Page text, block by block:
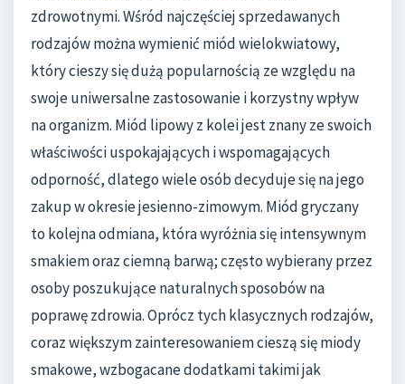
zdrowotnymi. Wśród najczęściej sprzedawanych
rodzajów można wymienić miód wielokwiatowy,
który cieszy się dużą popularnością ze względu na
swoje uniwersalne zastosowanie i korzystny wpływ
na organizm. Miód lipowy z kolei jest znany ze swoich
właściwości uspokajających i wspomagających
odporność, dlatego wiele osób decyduje się na jego
zakup w okresie jesienno-zimowym. Miód gryczany
to kolejna odmiana, która wyróżnia się intensywnym
smakiem oraz ciemną barwą; często wybierany przez
osoby poszukujące naturalnych sposobów na
poprawę zdrowia. Oprócz tych klasycznych rodzajów,
coraz większym zainteresowaniem cieszą się miody
smakowe, wzbogacane dodatkami takimi jak